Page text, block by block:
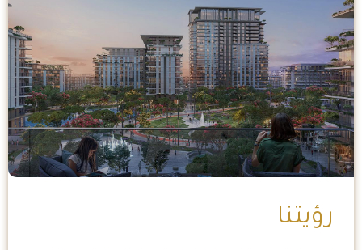
رؤيتنا